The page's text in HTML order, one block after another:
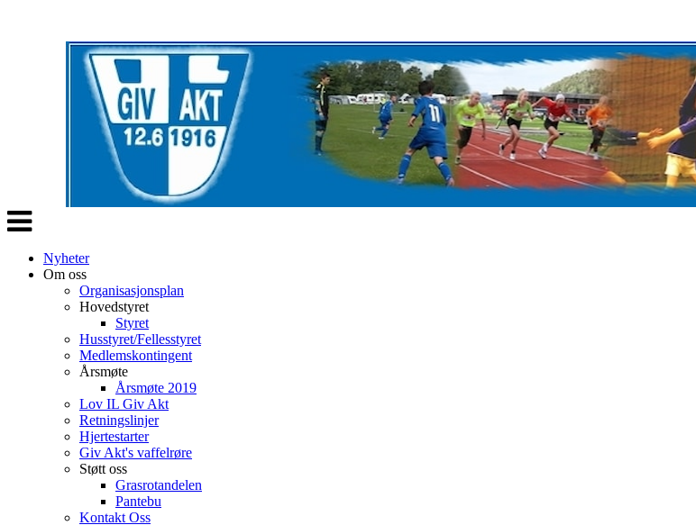
Veksle
navigasjon
Nyheter
Om oss
Organisasjonsplan
Hovedstyret
Styret
Husstyret/Fellesstyret
Medlemskontingent
Årsmøte
Årsmøte 2019
Lov IL Giv Akt
Retningslinjer
Hjertestarter
Giv Akt's vaffelrøre
Støtt oss
Grasrotandelen
Pantebu
Kontakt Oss